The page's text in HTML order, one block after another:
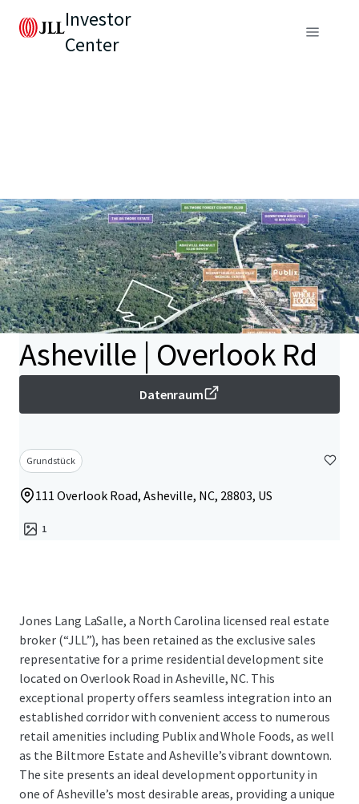
Investor
Center
Asheville | Overlook Rd
Datenraum
Grundstück
111 Overlook Road, Asheville, NC, 28803, US
1
Jones Lang LaSalle, a North Carolina licensed real estate
broker (“JLL”), has been retained as the exclusive sales
representative for a prime residential development site
located on Overlook Road in Asheville, NC. This
exceptional property offers seamless integration into an
established corridor with convenient access to numerous
retail amenities including Publix and Whole Foods, as well
as the Biltmore Estate and Asheville’s vibrant downtown.
The site presents an ideal development opportunity in
one of Asheville’s most desirable areas, providing a unique